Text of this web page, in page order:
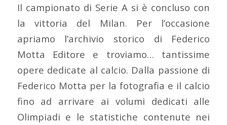
Il campionato di Serie A si è concluso con
la vittoria del Milan. Per l’occasione
apriamo l’archivio storico di Federico
Motta Editore e troviamo… tantissime
opere dedicate al calcio. Dalla passione di
Federico Motta per la fotografia e il calcio
fino ad arrivare ai volumi dedicati alle
Olimpiadi e le statistiche contenute nei